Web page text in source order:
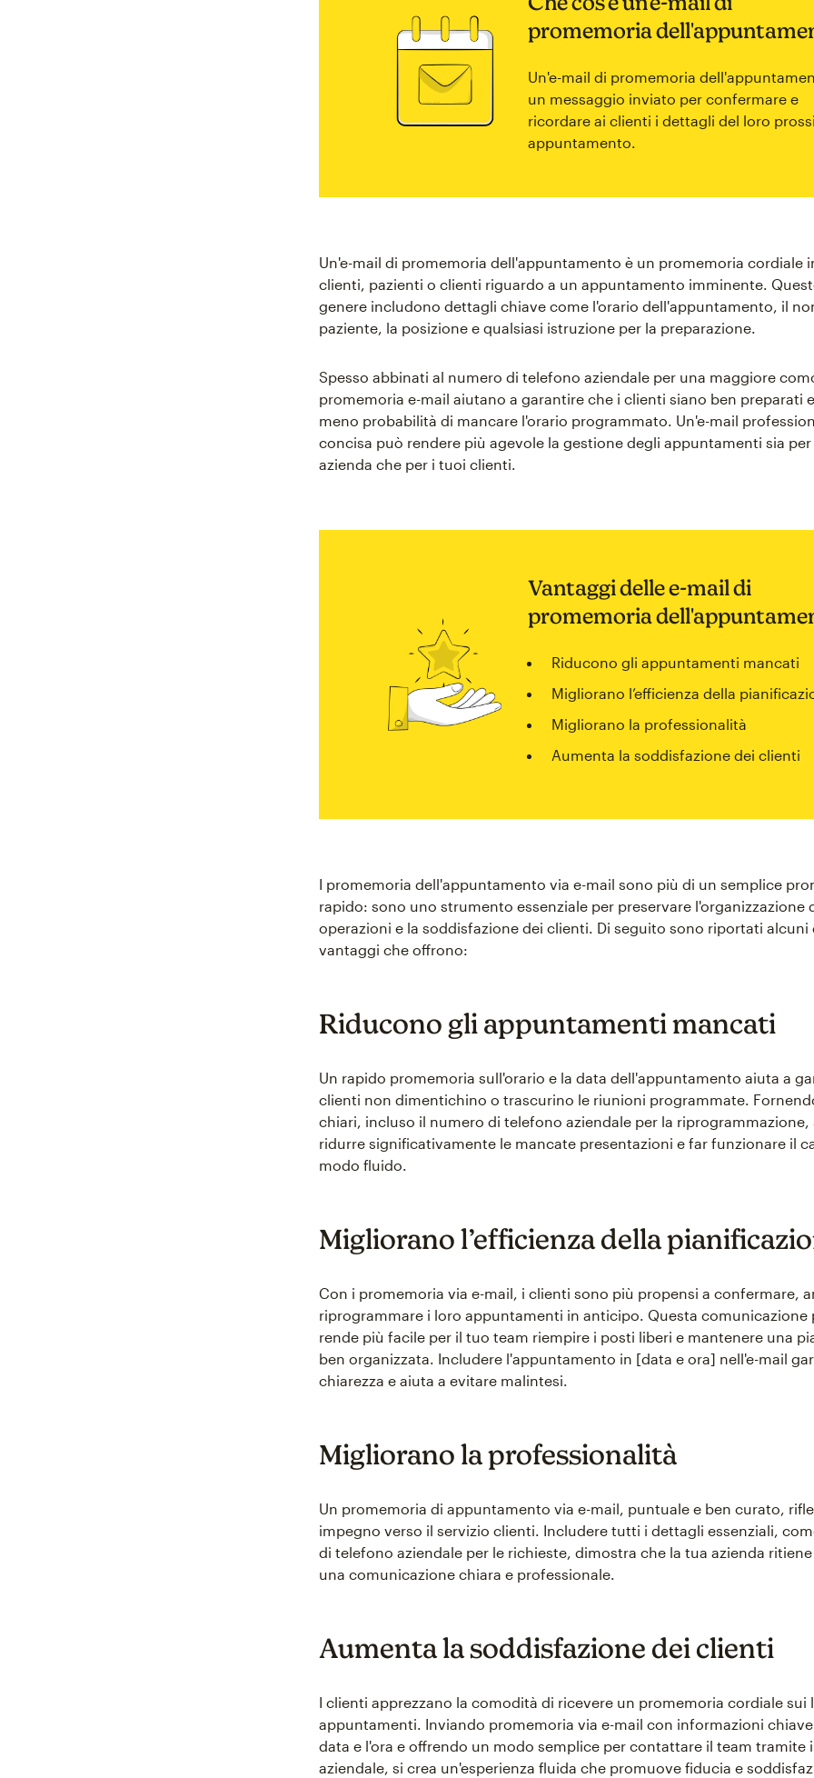
promemoria
Un'e-mail di promemoria
un messaggio inviato per confermare e
ricordare ai clienti i dettagli del loro
appuntamento.
Un'e-mail di promemoria dell'appuntamento è un promemoria cordiale
clienti, pazienti o clienti riguardo a un appuntamento imminente.
genere includono dettagli chiave come l'orario dell'appuntamento, il
paziente, la posizione e qualsiasi istruzione per la preparazione.
Spesso abbinati al numero di telefono aziendale per una maggiore
promemoria e-mail aiutano a garantire che i clienti siano ben preparati
meno probabilità di mancare l'orario programmato. Un'e-mail
concisa può rendere più agevole la gestione degli appuntamenti sia per
azienda che per i tuoi clienti.
Vantaggi delle e-mail di
promemoria
Riducono gli appuntamenti mancati
Migliorano l’efficienza della
Migliorano la professionalità
Aumenta la soddisfazione dei clienti
I promemoria dell'appuntamento via e-mail sono più di un semplice
rapido: sono uno strumento essenziale per preservare l'organizzazione
operazioni e la soddisfazione dei clienti. Di seguito sono riportati alcuni
vantaggi che offrono:
Riducono gli appuntamenti mancati
Un rapido promemoria sull'orario e la data dell'appuntamento aiuta a
clienti non dimentichino o trascurino le riunioni programmate.
chiari, incluso il numero di telefono aziendale per la riprogrammazione,
ridurre significativamente le mancate presentazioni e far funzionare il
modo fluido.
Migliorano l’efficienza della
Con i promemoria via e-mail, i clienti sono più propensi a confermare,
riprogrammare i loro appuntamenti in anticipo. Questa comunicazione
rende più facile per il tuo team riempire i posti liberi e mantenere una
ben organizzata. Includere l'appuntamento in [data e ora] nell'e-mail
chiarezza e aiuta a evitare malintesi.
Migliorano la professionalità
Un promemoria di appuntamento via e-mail, puntuale e ben curato,
impegno verso il servizio clienti. Includere tutti i dettagli essenziali,
di telefono aziendale per le richieste, dimostra che la tua azienda
una comunicazione chiara e professionale.
Aumenta la soddisfazione dei clienti
I clienti apprezzano la comodità di ricevere un promemoria cordiale sui
appuntamenti. Inviando promemoria via e-mail con informazioni
data e l'ora e offrendo un modo semplice per contattare il team tramite
aziendale, si crea un'esperienza fluida che promuove fiducia e